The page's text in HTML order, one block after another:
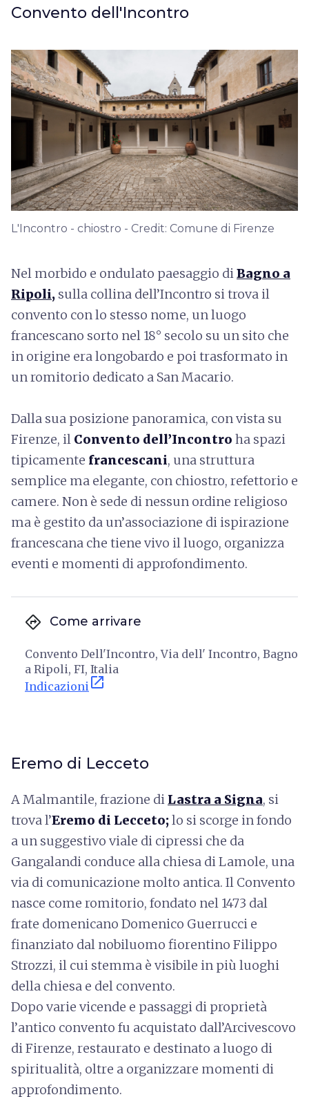
Convento dell'Incontro
L'Incontro - chiostro - Credit: Comune di Firenze
Nel morbido e ondulato paesaggio diBagno a
Ripoli, sulla collina dell’Incontro si trova il
convento con lo stesso nome, un luogo
francescano sorto nel 18° secolo su un sito che
in origine era longobardo e poi trasformato in
un romitorio dedicato a San Macario.
Dalla sua posizione panoramica, con vista su
Firenze, il Convento dell’Incontro ha spazi
tipicamente francescani, una struttura
semplice ma elegante, con chiostro, refettorio e
camere. Non è sede di nessun ordine religioso
ma è gestito da un’associazione di ispirazione
francescana che tiene vivo il luogo, organizza
eventi e momenti di approfondimento.
directions Come arrivare
Convento Dell'Incontro, Via dell' Incontro, Bagno
a Ripoli, FI, Italia
Indicazioni open_in_new
Eremo di Lecceto
A Malmantile, frazione di Lastra a Signa, si
trova l’Eremo di Lecceto;lo si scorge in fondo
a un suggestivo viale di cipressi che da
Gangalandi conduce alla chiesa di Lamole, una
via di comunicazione molto antica. Il Convento
nasce come romitorio, fondato nel 1473 dal
frate domenicano Domenico Guerrucci e
finanziato dal nobiluomo fiorentino Filippo
Strozzi, il cui stemma è visibile in più luoghi
della chiesa e del convento.
Dopo varie vicende e passaggi di proprietà
l’antico convento fu acquistato dall’Arcivescovo
di Firenze, restaurato e destinato a luogo di
spiritualità, oltre a organizzare momenti di
approfondimento.